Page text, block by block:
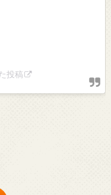
投稿